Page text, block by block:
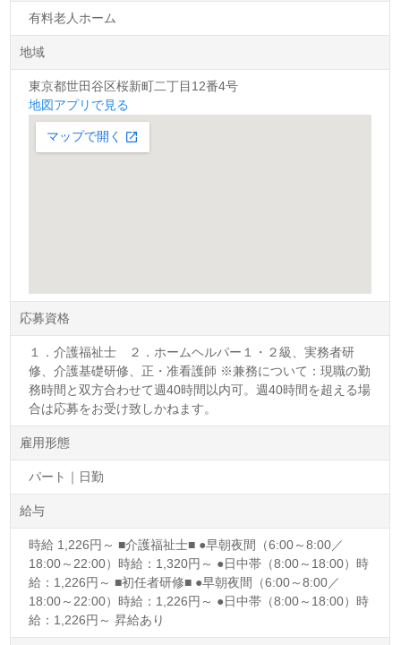
有料老人ホーム
地域
東京都世田谷区桜新町二丁目12番4号
地図アプリで見る
応募資格
１．介護福祉士 ２．ホームヘルパー１・２級、実務者研
修、介護基礎研修、正・准看護師 ※兼務について：現職の勤
務時間と双方合わせて週40時間以内可。週40時間を超える場
合は応募をお受け致しかねます。
雇用形態
パート｜日勤
給与
時給 1,226円～ ■介護福祉士■ ●早朝夜間（6:00～8:00／
18:00～22:00）時給：1,320円～ ●日中帯（8:00～18:00）時
給：1,226円～ ■初任者研修■ ●早朝夜間（6:00～8:00／
18:00～22:00）時給：1,226円～ ●日中帯（8:00～18:00）時
給：1,226円～ 昇給あり